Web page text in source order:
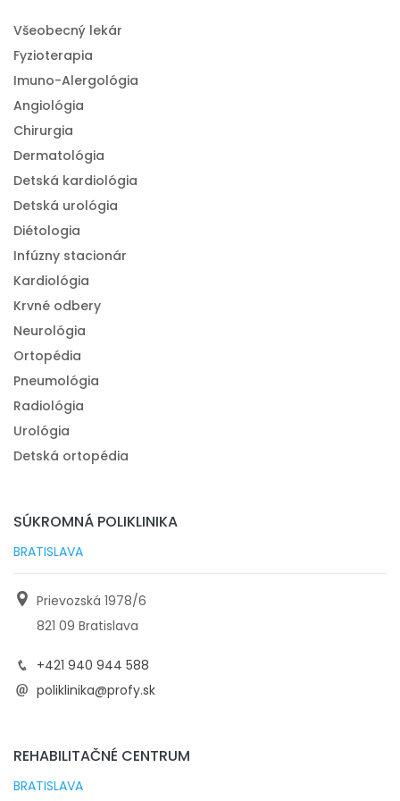
Všeobecný lekár
Fyzioterapia
Imuno-Alergológia
Angiológia
Chirurgia
Dermatológia
Detská kardiológia
Detská urológia
Diétologia
Infúzny stacionár
Kardiológia
Krvné odbery
Neurológia
Ortopédia
Pneumológia
Radiológia
Urológia
Detská ortopédia
SÚKROMNÁ POLIKLINIKA
BRATISLAVA
Prievozská 1978/6
821 09 Bratislava
+421 940 944 588
poliklinika@profy.sk
REHABILITAČNÉ CENTRUM
BRATISLAVA